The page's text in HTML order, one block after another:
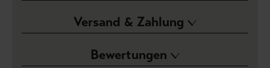
Versand & Zahlung
Bewertungen